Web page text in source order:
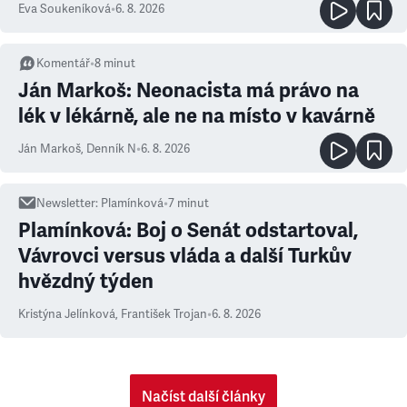
Eva Soukeníková•6. 8. 2026
Komentář•8 minut
Ján Markoš: Neonacista má právo na
lék v lékárně, ale ne na místo v kavárně
Ján Markoš, Denník N•6. 8. 2026
Newsletter: Plamínková•7 minut
Plamínková: Boj o Senát odstartoval,
Vávrovci versus vláda a další Turkův
hvězdný týden
Kristýna Jelínková, František Trojan•6. 8. 2026
Načíst další články